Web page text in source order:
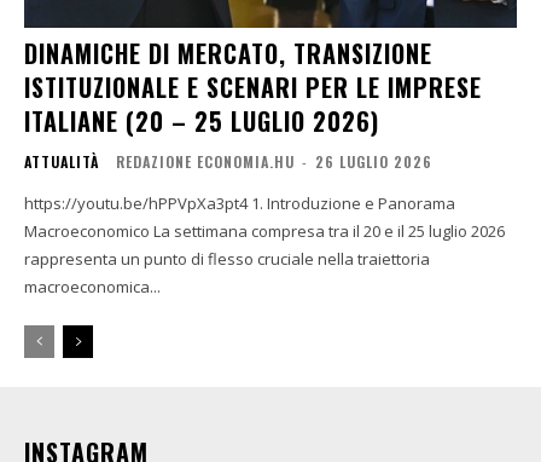
DINAMICHE DI MERCATO, TRANSIZIONE
ISTITUZIONALE E SCENARI PER LE IMPRESE
ITALIANE (20 – 25 LUGLIO 2026)
ATTUALITÀ REDAZIONE ECONOMIA.HU - 26 LUGLIO 2026
https://youtu.be/hPPVpXa3pt4 1. Introduzione e Panorama
Macroeconomico La settimana compresa tra il 20 e il 25 luglio 2026
rappresenta un punto di flesso cruciale nella traiettoria
macroeconomica...
INSTAGRAM